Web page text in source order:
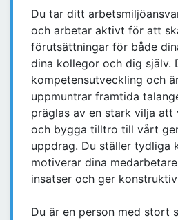
Du tar ditt
och arbetar aktivt för att
förutsättningar för både
dina kollegor och dig själv.
kompetensutveckling och
uppmuntrar framtida
präglas av en stark vilja att
och bygga tilltro till vårt
uppdrag. Du ställer tydliga
motiverar dina
insatser och ger
Du är en person med stort